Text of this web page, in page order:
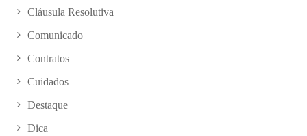
Cláusula Resolutiva
Comunicado
Contratos
Cuidados
Destaque
Dica